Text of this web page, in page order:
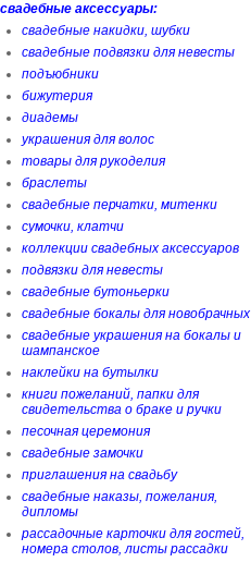
свадебные аксессуары:
свадебные накидки, шубки
свадебные подвязки для невесты
подъюбники
бижутерия
диадемы
украшения для волос
товары для рукоделия
браслеты
свадебные перчатки, митенки
сумочки, клатчи
коллекции свадебных аксессуаров
подвязки для невесты
свадебные бутоньерки
свадебные бокалы для новобрачных
свадебные украшения на бокалы и
шампанское
наклейки на бутылки
книги пожеланий, папки для
свидетельства о браке и ручки
песочная церемония
свадебные замочки
приглашения на свадьбу
свадебные наказы, пожелания,
дипломы
рассадочные карточки для гостей,
номера столов, листы рассадки